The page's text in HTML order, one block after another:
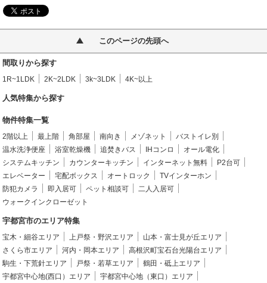
このページの先頭へ
間取りから探す
1R~1LDK 2K~2LDK 3k~3LDK 4K~以上
人気特集から探す
物件特集一覧
2階以上 最上階 角部屋 南向き メゾネット
バストイレ別
温水洗浄便座
浴室乾燥機 追焚きバス IHコンロ
オール電化
システムキッチン
カウンターキッチン インターネット無料
P2台可
エレベーター
宅配ボックス オートロック
TVインターホン
防犯カメラ
即入居可 ペット相談可
二人入居可
ウォークインクローゼット
宇都宮市のエリア特集
宝木・細谷エリア 上戸祭・野沢エリア
山本・富士見が丘エリア
さくら市エリア
河内・岡本エリア
高根沢町宝石台光陽台エリア
駒生・下荒針エリア
戸祭・若草エリア
鶴田・砥上エリア
宇都宮中心地(西口）エリア
宇都宮中心地（東口）エリア